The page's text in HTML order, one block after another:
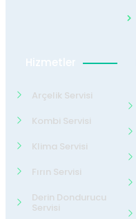
Hizmetler
Arçelik Servisi
Kombi Servisi
Klima Servisi
Fırın Servisi
Derin Dondurucu
Servisi